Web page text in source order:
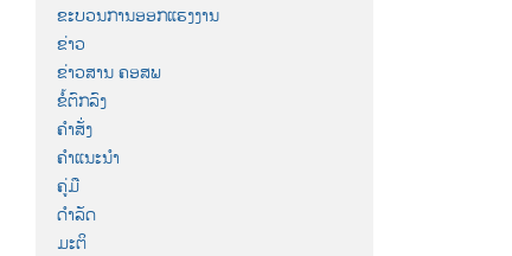
ຂະບວນການອອກແຮງງານ
ຂ່າວ
ຂ່າວສານ ຄອສພ
ຂໍ້ຕົກລົງ
ຄຳສັ່ງ
ຄຳແນະນຳ
ຄູ່ມື
ດຳລັດ
ມະຕິ